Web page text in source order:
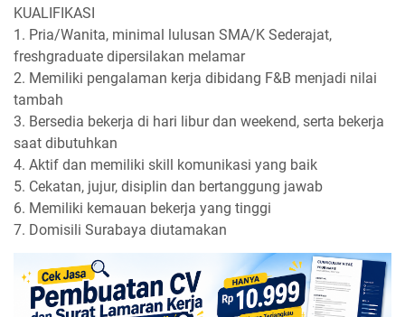
KUALIFIKASI
1. Pria/Wanita, minimal lulusan SMA/K Sederajat,
freshgraduate dipersilakan melamar
2. Memiliki pengalaman kerja dibidang F&B menjadi nilai
tambah
3. Bersedia bekerja di hari libur dan weekend, serta bekerja
saat dibutuhkan
4. Aktif dan memiliki skill komunikasi yang baik
5. Cekatan, jujur, disiplin dan bertanggung jawab
6. Memiliki kemauan bekerja yang tinggi
7. Domisili Surabaya diutamakan